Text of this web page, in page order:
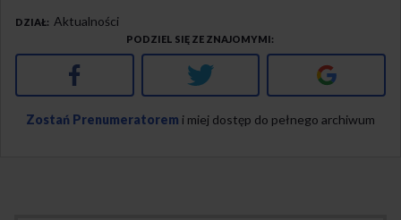
DZIAŁ Aktualności
PODZIEL SIĘ ZE ZNAJOMYMI
Facebook Twitter Google+
Zostań Prenumeratorem i miej dostęp do pełnego archiwum